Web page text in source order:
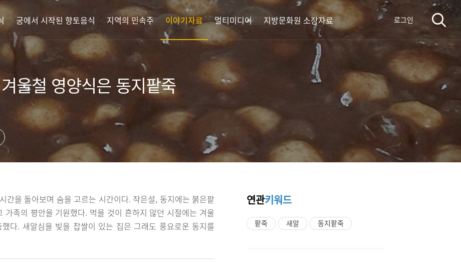
궁에서 시작된 향토음식 지역의 민속주 이야기자료 멀티미디어 지방문화원 소장자료 로그인
울철 영양식은 동지팥죽
간을 돌아보며 숨을 고르는 시간이다. 작은설, 동지에는 붉은팥
족의 평안을 기원했다. 먹을 것이 흔하지 않던 시절에는 겨울
다. 새알심을 빚을 찹쌀이 있는 집은 그래도 풍요로운 동지를
연관키워드
팥죽 새알 동지팥죽